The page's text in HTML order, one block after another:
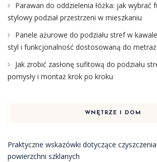
Parawan do oddzielenia łóżka: jak wybrać
stylowy podział przestrzeni w mieszkaniu
Panele ażurowe do podziału stref w
styl i funkcjonalność dostosowaną do
Jak zrobić zasłonę sufitową do podziału
pomysły i montaż krok po kroku
WNĘTRZE I DOM
Praktyczne wskazówki dotyczące
powierzchni szklanych